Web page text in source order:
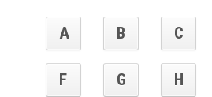
A B C
F G H